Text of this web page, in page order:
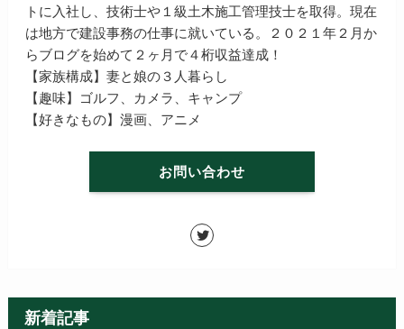
トに入社し、技術士や１級土木施工管理技士を取得。現在
は地方で建設事務の仕事に就いている。２０２１年２月か
らブログを始めて２ヶ月で４桁収益達成！
【家族構成】妻と娘の３人暮らし
【趣味】ゴルフ、カメラ、キャンプ
【好きなもの】漫画、アニメ
お問い合わせ
新着記事